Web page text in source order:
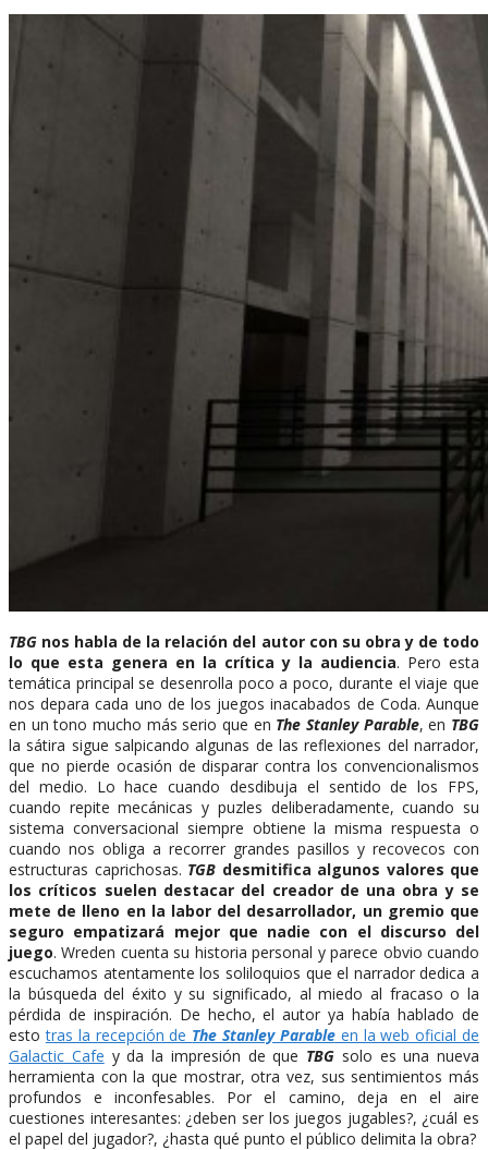
TBG nos habla de la relación del autor con su obra y de todo
lo que esta genera en la crítica y la audiencia. Pero esta
temática principal se desenrolla poco a poco, durante el viaje que
nos depara cada uno de los juegos inacabados de Coda. Aunque
en un tono mucho más serio que en The Stanley Parable, en TBG
la sátira sigue salpicando algunas de las reflexiones del narrador,
que no pierde ocasión de disparar contra los convencionalismos
del medio. Lo hace cuando desdibuja el sentido de los FPS,
cuando repite mecánicas y puzles deliberadamente, cuando su
sistema conversacional siempre obtiene la misma respuesta o
cuando nos obliga a recorrer grandes pasillos y recovecos con
estructuras caprichosas. TGB desmitifica algunos valores que
los críticos suelen destacar del creador de una obra y se
mete de lleno en la labor del desarrollador, un gremio que
seguro empatizará mejor que nadie con el discurso del
juego. Wreden cuenta su historia personal y parece obvio cuando
escuchamos atentamente los soliloquios que el narrador dedica a
la búsqueda del éxito y su significado, al miedo al fracaso o la
pérdida de inspiración. De hecho, el autor ya había hablado de
estotras la recepción de The Stanley Parableen la web oficial de
Galactic Cafe y da la impresión de que TBG solo es una nueva
herramienta con la que mostrar, otra vez, sus sentimientos más
profundos e inconfesables. Por el camino, deja en el aire
cuestiones interesantes: ¿deben ser los juegos jugables?, ¿cuál es
el papel del jugador?, ¿hasta qué punto el público delimita la obra?